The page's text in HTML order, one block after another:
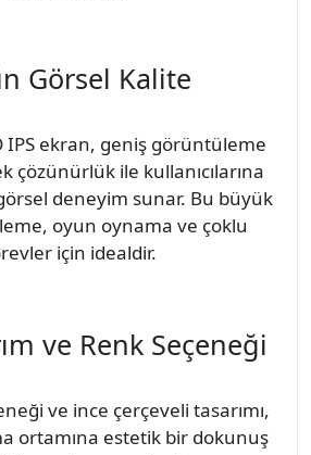
Görsel Kalite
IPS ekran, geniş görüntüleme
çözünürlük ile kullanıcılarına
deneyim sunar. Bu büyük
oyun oynama ve çoklu
için idealdir.
ve Renk Seçeneği
ve ince çerçeveli tasarımı,
ortamına estetik bir dokunuş